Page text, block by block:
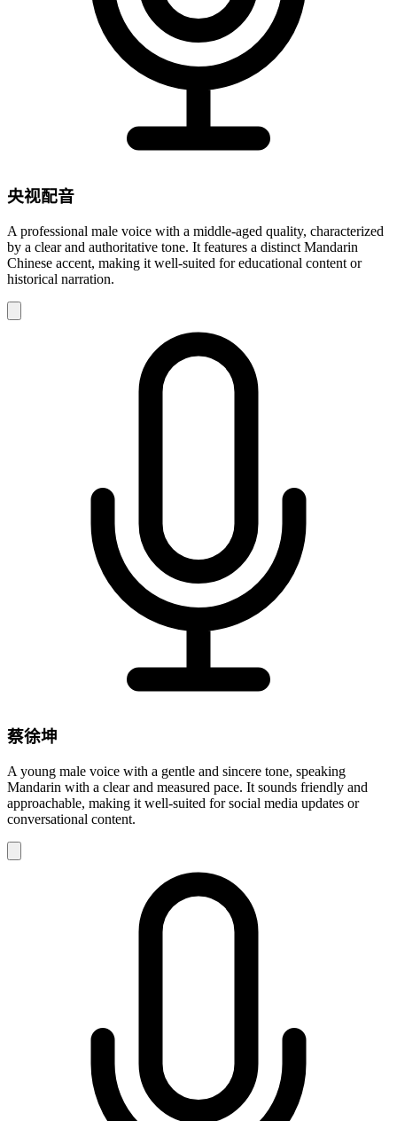
央视配音
A professional male voice with a middle-aged quality, characterized
by a clear and authoritative tone. It features a distinct Mandarin
Chinese accent, making it well-suited for educational content or
historical narration.
蔡徐坤
A young male voice with a gentle and sincere tone, speaking
Mandarin with a clear and measured pace. It sounds friendly and
approachable, making it well-suited for social media updates or
conversational content.